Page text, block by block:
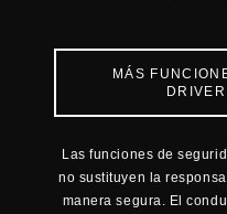
MÁS
Las funciones de
no sustituyen la
manera segura. El